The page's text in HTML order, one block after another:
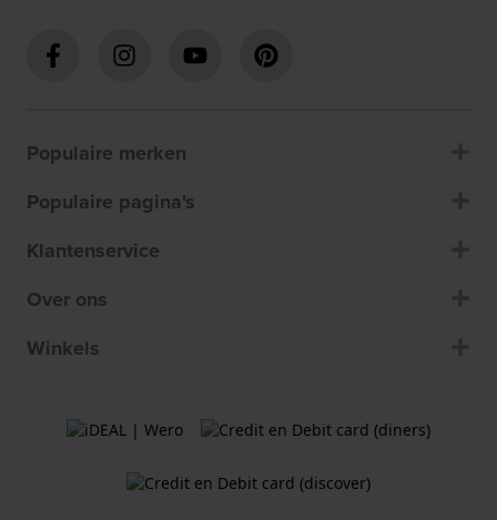
Populaire merken
Populaire pagina's
Klantenservice
Over ons
Winkels